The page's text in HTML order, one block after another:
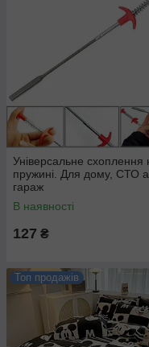
Універсальне схоплення
пружині. Для дому, СТО
гараж
В наявності
127 ₴
Топ продажів